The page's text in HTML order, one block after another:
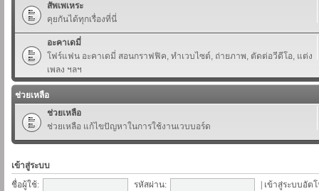
สัพเพเหระ
คุยกันได้ทุกเรื่องที่นี่
อะคาเดมี่
โฟร์แฟน อะคาเดมี่ สอนกราฟฟิค, ทำเวบไซต์, ถ่ายภาพ, ตัดต่อวีดีโอ, แต่ง
เพลง ฯลฯ
ช่วยเหลือ
ช่วยเหลือ
ช่วยเหลือ แก้ไขปัญหาในการใช้งานเวบบอร์ด
เข้าสู่ระบบ
ชื่อผู้ใช้:
รหัสผ่าน: เข้าสู่ระบบอัต